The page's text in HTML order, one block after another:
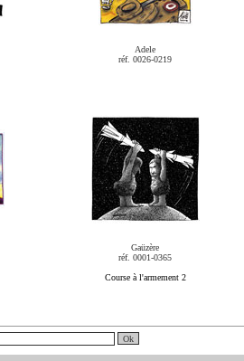
Adele
réf. 0026-0219
Gaüzère
réf. 0001-0365
Course à l'armement 2